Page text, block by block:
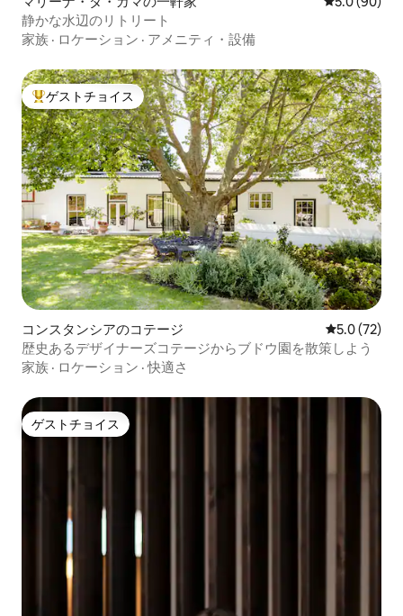
静かな水辺のリトリート
家族 · ロケーション · アメニティ・設備
大好評のゲストチョイスです。
ゲストチョイス
コンスタンシアのコテージ レビュー72
5.0 (72)
歴史あるデザイナーズコテージからブドウ園を散策しよう
家族 · ロケーション ·快適さ
ゲストチョイス
ゲストチョイス